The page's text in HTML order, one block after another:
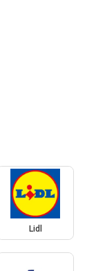
Lidl